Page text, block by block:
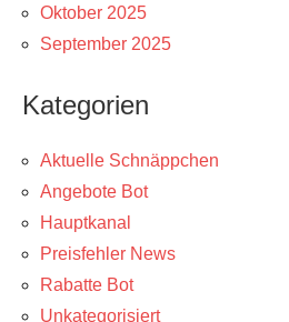
Oktober 2025
September 2025
Kategorien
Aktuelle Schnäppchen
Angebote Bot
Hauptkanal
Preisfehler News
Rabatte Bot
Unkategorisiert